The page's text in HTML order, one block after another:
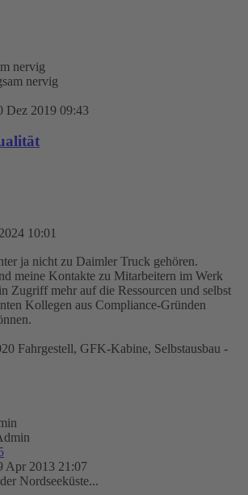
nervig
Dez 2019 09:43
10:01
ja nicht zu Daimler Truck gehören.
meine Kontakte zu Mitarbeitern im Werk
Zugriff mehr auf die Ressourcen und selbst
Kollegen aus Compliance-Gründen
Fahrgestell, GFK-Kabine, Selbstausbau -
Apr 2013 21:07
Nordseeküste...